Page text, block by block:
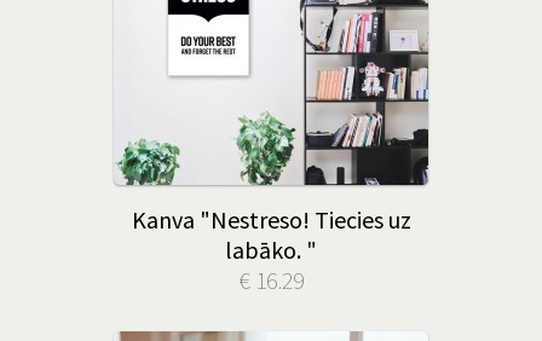
Kanva "Nestreso! Tiecies uz
labāko. "
€ 16.29